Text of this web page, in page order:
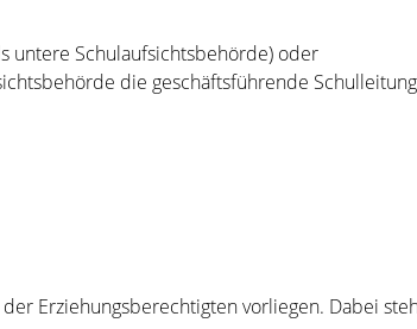
untere Schulaufsichtsbehörde) oder
die geschäftsführende
Erziehungsberechtigten vorliegen. Dabei